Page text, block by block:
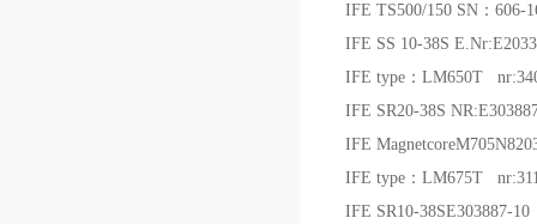
IFE TS500/150 SN：606-
IFE SS 10-38S
IFE type：LM650T
IFE SR20-38S
IFE
IFE type：LM675T
IFE SR10-38SE303887-